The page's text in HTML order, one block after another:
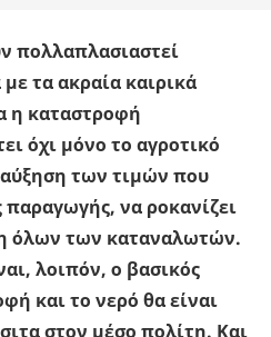
πολλαπλασιαστεί
τα ακραία καιρικά
η καταστροφή
όχι μόνο το αγροτικό
των τιμών που
να ροκανίζει
όλων των καταναλωτών.
λοιπόν, ο βασικός
και το νερό θα είναι
στον μέσο πολίτη. Και